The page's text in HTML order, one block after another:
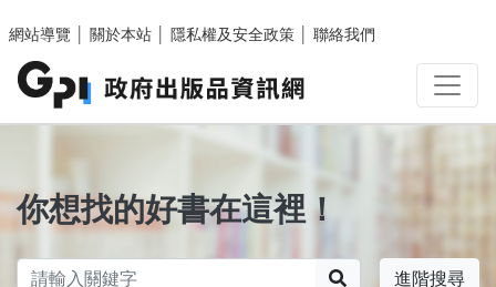
網站導覽
關於本站 隱私權及安全政策 聯絡我們
你想找的好書在這裡！
進階搜尋